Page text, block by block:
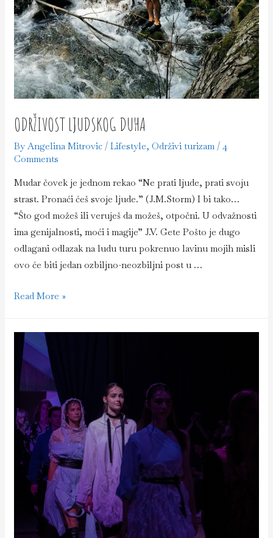
ODRŽIVOST LJUDSKOG DUHA
ByAngelina Mitrovic /Lifestyle,Održivi turizam/4
Comments
Mudar čovek je jednom rekao “Ne prati ljude, prati svoju
strast. Pronaći ćeš svoje ljude.” (J.M.Storm) I bi tako…
“Što god možeš ili veruješ da možeš, otpočni. U odvažnosti
ima genijalnosti, moći i magije” J.V. Gete Pošto je dugo
odlagani odlazak na ludu turu pokrenuo lavinu mojih misli
ovo će biti jedan ozbiljno-neozbiljni post u …
Održivost
Read More »